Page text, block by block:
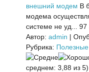
внешний модем В
модема
системе не уд...
97
Автор: admin |
Рубрика:
среднем: 3,88 из 5)